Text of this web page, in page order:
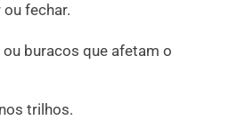
fechar.
buracos que afetam o
trilhos.